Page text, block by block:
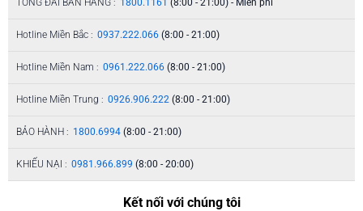
Hotline Miền Bắc : 0937.222.066 (8:00 - 21:00)
Hotline Miền Nam : 0961.222.066 (8:00 - 21:00)
Hotline Miền Trung : 0926.906.222 (8:00 - 21:00)
BẢO HÀNH : 1800.6994 (8:00 - 21:00)
KHIẾU NẠI : 0981.966.899 (8:00 - 20:00)
Kết nối với chúng tôi